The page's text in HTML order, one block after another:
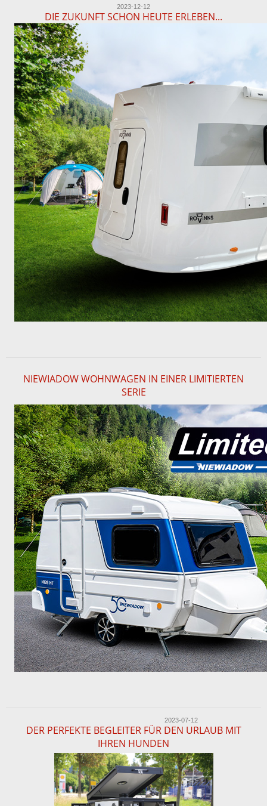
2023-12-12
DIE ZUKUNFT SCHON HEUTE ERLEBEN...
NIEWIADOW WOHNWAGEN IN EINER LIMITIERTEN
SERIE
2023-07-12
DER PERFEKTE BEGLEITER FÜR DEN URLAUB MIT
IHREN HUNDEN